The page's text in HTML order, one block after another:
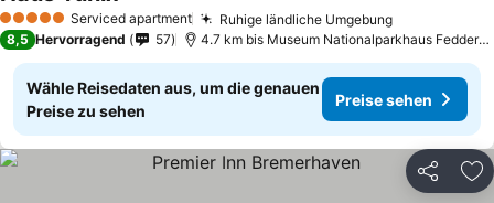
5 Sterne Serviced apartment Ruhige ländliche UmgebungPreise
Preise sehen
8,5 Hervorragend 57 4.7 km bis Museum Nationalparkhaus
Wähle Reisedaten aus, um die genauen
Preise zu sehen
Preise sehen
Teilen